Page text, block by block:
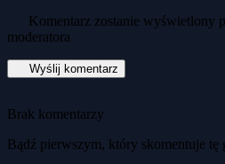
Komentarz zostanie wyświetlony
moderatora
Wyślij komentarz
Brak komentarzy
Bądź pierwszym, który skomentuje tę